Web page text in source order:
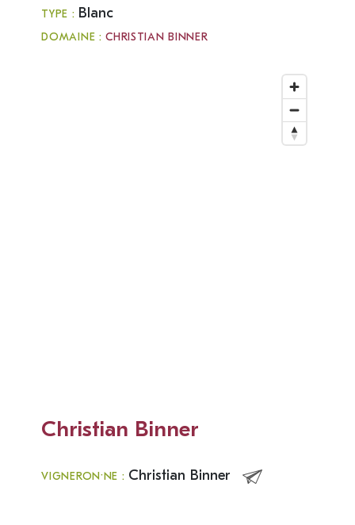
TYPE : Blanc
DOMAINE :CHRISTIAN BINNER
Christian Binner
VIGNERON·NE : Christian Binner